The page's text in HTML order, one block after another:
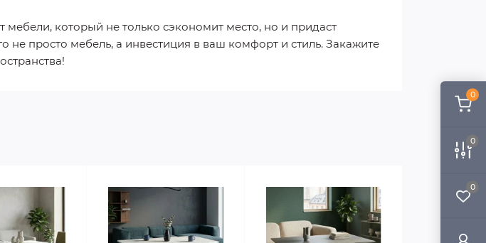
0
0
0
мебели, который не только сэкономит место, но и придаст
просто мебель, а инвестиция в ваш комфорт и стиль. Закажите